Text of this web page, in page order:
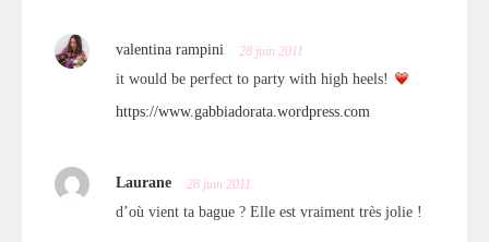
valentina rampini 28 juin 2011
it would be perfect to party with high heels!
https://www.gabbiadorata.wordpress.com
Laurane 28 juin 2011
d’où vient ta bague ? Elle est vraiment très jolie !